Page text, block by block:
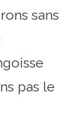
sans
pas le